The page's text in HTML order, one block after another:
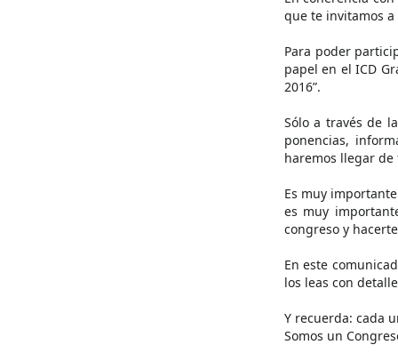
que te invitamos
Para poder
papel en el ICD
2016”.
Sólo a través de
ponencias,
haremos llegar
Es muy
es muy
congreso y
En este
los leas con
Y recuerda: cada
Somos un